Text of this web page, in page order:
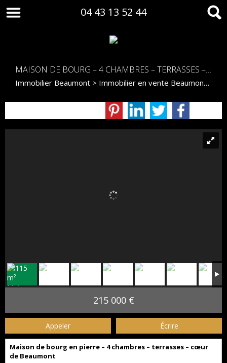
04 43 13 52 44
MAISON DE BOURG – 4 CHAMBRES – TERRASSES – CŒUR DE BEAUMONT
Immobilier Beaumont > Immobilier en vente Beaumont
215 000 €
Appeler Écrire
Maison de bourg en pierre – 4 chambres – terrasses – cœur
de Beaumont